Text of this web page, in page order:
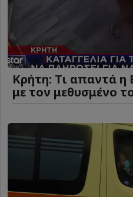
Κρήτη: Τι απαντά η
με τον μεθυσμένο